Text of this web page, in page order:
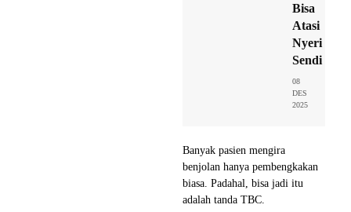
Bisa
Atasi
Nyeri
Sendi
08
DES
2025
Banyak pasien mengira
benjolan hanya pembengkakan
biasa. Padahal, bisa jadi itu
adalah tanda TBC.